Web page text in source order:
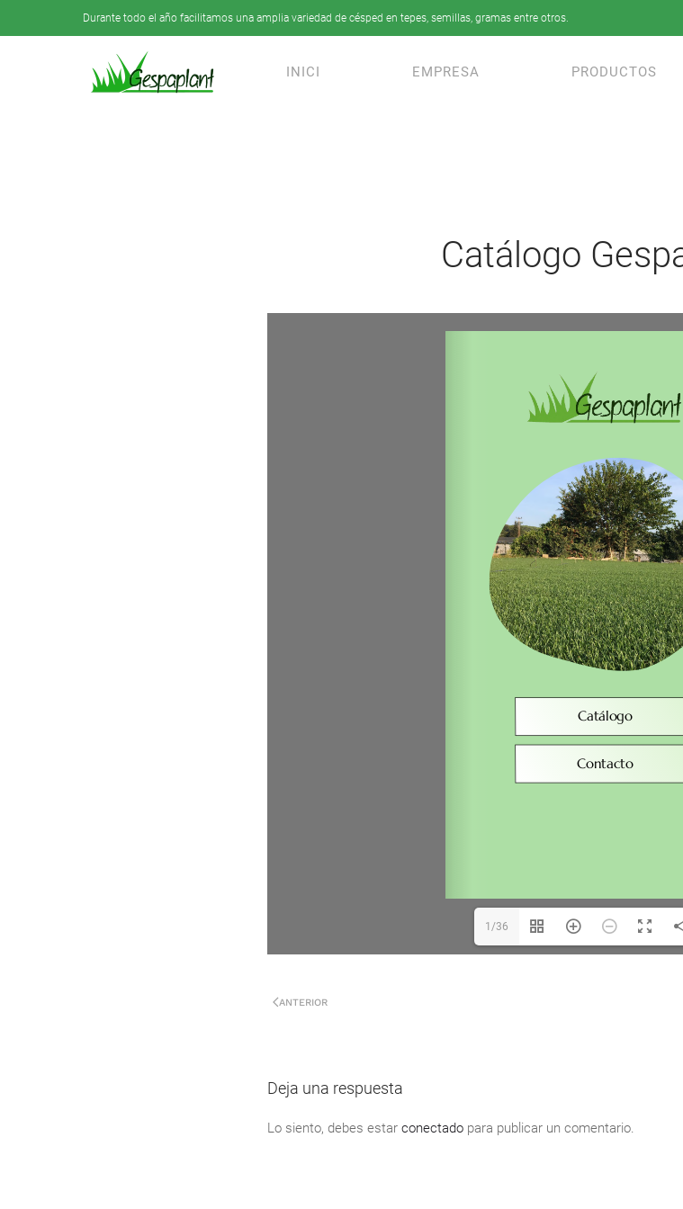
Skip to main content
Durante todo el año facilitamos una amplia variedad de césped en tepes, semillas, gramas entre otros.
INICI EMPRESA PRODUCTOS
Catálogo
1/36
ANTERIOR
Deja una respuesta
Lo siento, debes estar conectado para publicar un comentario.